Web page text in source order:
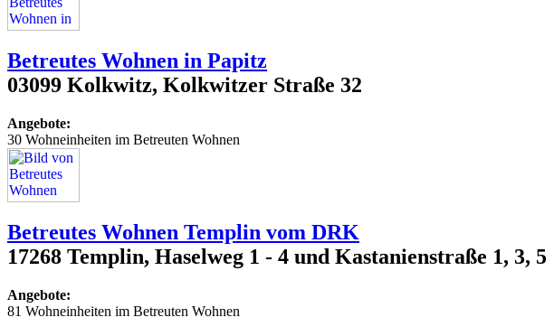
Betreutes Wohnen in Papitz
03099 Kolkwitz, Kolkwitzer Straße 32
Angebote:
30 Wohneinheiten im Betreuten Wohnen
Betreutes Wohnen Templin vom DRK
17268 Templin, Haselweg 1 - 4 und Kastanienstraße 1, 3, 5
Angebote:
81 Wohneinheiten im Betreuten Wohnen